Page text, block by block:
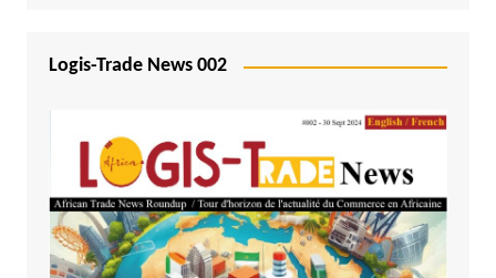
Logis-Trade News 002